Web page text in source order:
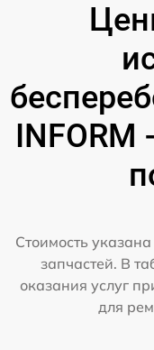
INFORM
Стоимость
запчастей. В
оказания услуг
для